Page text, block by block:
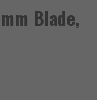
Blade,